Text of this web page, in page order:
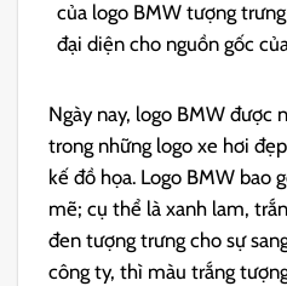
của logo BMW tượng
đại diện cho nguồn gốc
Ngày nay, logo BMW được
trong những logo xe hơi
kế đồ họa. Logo BMW bao
mẽ; cụ thể là xanh lam,
đen tượng trưng cho sự
công ty, thì màu trắng